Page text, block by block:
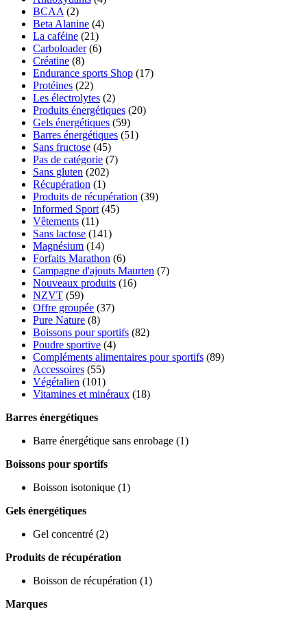
BCAA (2)
Beta Alanine (4)
La caféine (21)
Carboloader (6)
Créatine (8)
Endurance sports Shop (17)
Protéines (22)
Les électrolytes (2)
Produits énergétiques (20)
Gels énergétiques (59)
Barres énergétiques (51)
Sans fructose (45)
Pas de catégorie (7)
Sans gluten (202)
Récupération (1)
Produits de récupération (39)
Informed Sport (45)
Vêtements (11)
Sans lactose (141)
Magnésium (14)
Forfaits Marathon (6)
Campagne d'ajouts Maurten (7)
Nouveaux produits (16)
NZVT (59)
Offre groupée (37)
Pure Nature (8)
Boissons pour sportifs (82)
Poudre sportive (4)
Compléments alimentaires pour sportifs (89)
Accessoires (55)
Végétalien (101)
Vitamines et minéraux (18)
Barres énergétiques
Barre énergétique sans enrobage (1)
Boissons pour sportifs
Boisson isotonique (1)
Gels énergétiques
Gel concentré (2)
Produits de récupération
Boisson de récupération (1)
Marques